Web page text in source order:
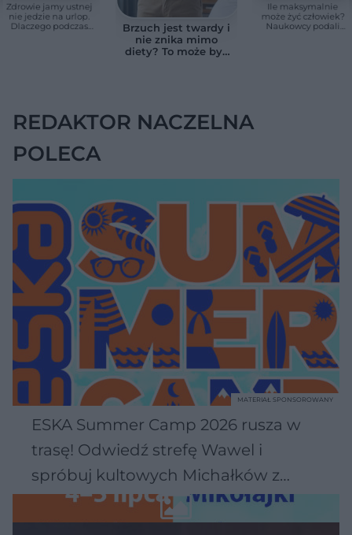
Zdrowie jamy ustnej
nie jedzie na urlop.
Dlaczego podczas
Brzuch jest twardy i
nie znika mimo
diety? To może być
Ile maksymalnie
może żyć człowiek?
Naukowcy podali
REDAKTOR NACZELNA
POLECA
ESKA Summer Camp 2026 rusza w
trasę! Odwiedź strefę Wawel i
spróbuj kultowych Michałków z
Wawelu
MATERIAŁ SPONSOROWANY